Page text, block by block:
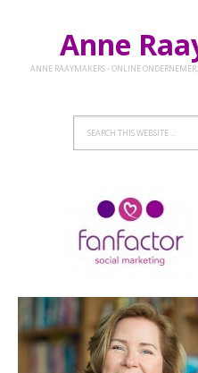
Anne
ANNE RAAYMAKERS - ONLINE